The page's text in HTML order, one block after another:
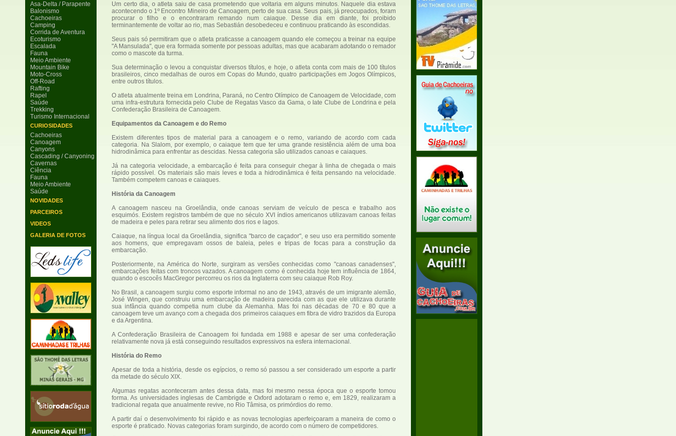
Asa-Delta / Parapente
Balonismo
Cachoeiras
Camping
Corrida de Aventura
Ecoturismo
Escalada
Fauna
Meio Ambiente
Mountain Bike
Moto-Cross
Off-Road
Rafting
Rapel
Saúde
Trekking
Turismo Internacional
CURIOSIDADES
Cachoeiras
Canoagem
Canyons
Cascading / Canyoning
Cavernas
Ciência
Fauna
Meio Ambiente
Saúde
NOVIDADES
PARCEIROS
VIDEOS
GALERIA DE FOTOS
Um certo dia, o atleta saiu de casa prometendo que voltaria em alguns minutos. Naquele dia estava
acontecendo o 1º Encontro Mineiro de Canoagem, perto de sua casa. Seus pais, já preocupados, foram
procurar o filho e o encontraram remando num caiaque. Desse dia em diante, foi proibido
terminantemente de voltar ao rio, mas Sebastián desobedeceu e continuou praticando às escondidas.
Seus pais só permitiram que o atleta praticasse a canoagem quando ele começou a treinar na equipe
"A Mansulada", que era formada somente por pessoas adultas, mas que acabaram adotando o remador
como o mascote da turma.
Sua determinação o levou a conquistar diversos títulos, e hoje, o atleta conta com mais de 100 títulos
brasileiros, cinco medalhas de ouros em Copas do Mundo, quatro participações em Jogos Olímpicos,
entre outros títulos.
O atleta atualmente treina em Londrina, Paraná, no Centro Olímpico de Canoagem de Velocidade, com
uma infra-estrutura fornecida pelo Clube de Regatas Vasco da Gama, o Iate Clube de Londrina e pela
Confederação Brasileira de Canoagem.
Equipamentos da Canoagem e do Remo
Existem diferentes tipos de material para a canoagem e o remo, variando de acordo com cada
categoria. Na Slalom, por exemplo, o caiaque tem que ter uma grande resistência além de uma boa
hidrodinâmica para enfrentar as descidas. Nessa categoria são utilizados canoas e caiaques.
Já na categoria velocidade, a embarcação é feita para conseguir chegar à linha de chegada o mais
rápido possível. Os materiais são mais leves e toda a hidrodinâmica é feita pensando na velocidade.
Também competem canoas e caiaques.
História da Canoagem
A canoagem nasceu na Groelândia, onde canoas serviam de veículo de pesca e trabalho aos
esquimós. Existem registros também de que no século XVI índios americanos utilizavam canoas feitas
de madeira e peles para retirar seu alimento dos rios e lagos.
Caiaque, na língua local da Groelândia, significa "barco de caçador", e seu uso era permitido somente
aos homens, que empregavam ossos de baleia, peles e tripas de focas para a construção da
embarcação.
Posteriormente, na América do Norte, surgiram as versões conhecidas como "canoas canadenses",
embarcações feitas com troncos vazados. A canoagem como é conhecida hoje tem influência de 1864,
quando o escocês MacGregor percorreu os rios da Inglaterra com seu caiaque Rob Roy.
No Brasil, a canoagem surgiu como esporte informal no ano de 1943, através de um imigrante alemão,
José Wingen, que construiu uma embarcação de madeira parecida com as que ele utilizava durante
sua infância quando competia num clube da Alemanha. Mas foi nas décadas de 70 e 80 que a
canoagem teve um avanço com a chegada dos primeiros caiaques em fibra de vidro trazidos da Europa
e da Argentina.
A Confederação Brasileira de Canoagem foi fundada em 1988 e apesar de ser uma confederação
relativamente nova já está conseguindo resultados expressivos na esfera internacional.
História do Remo
Apesar de toda a história, desde os egípcios, o remo só passou a ser considerado um esporte a partir
da metade do século XIX.
Algumas regatas aconteceram antes dessa data, mas foi mesmo nessa época que o esporte tomou
forma. As universidades inglesas de Cambrigde e Oxford adotaram o remo e, em 1829, realizaram a
tradicional regata que anualmente revive, no Rio Tâmisa, os primórdios do remo.
A partir daí o desenvolvimento foi rápido e as novas tecnologias aperfeiçoaram a maneira de como o
esporte é praticado. Novas categorias foram surgindo, de acordo com o número de competidores.